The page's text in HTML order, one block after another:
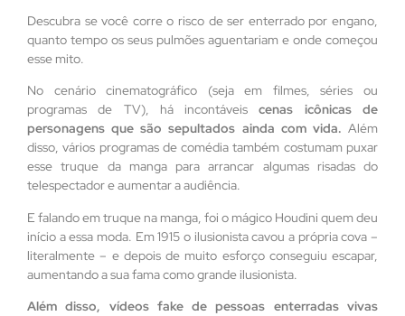
Descubra se você corre o risco de ser enterrado por engano,
quanto tempo os seus pulmões aguentariam e onde começou
esse mito.
No cenário cinematográfico (seja em filmes, séries ou
programas de TV), há incontáveiscenas icônicas de
personagens que são sepultados ainda com vida. Além
disso, vários programas de comédia também costumam puxar
esse truque da manga para arrancar algumas risadas do
telespectador e aumentar a audiência.
E falando em truque na manga, foi o mágico Houdini quem deu
início a essa moda. Em 1915 o ilusionista cavou a própria cova –
literalmente – e depois de muito esforço conseguiu escapar,
aumentando a sua fama como grande ilusionista.
Além disso, vídeos fake de pessoas enterradas vivas